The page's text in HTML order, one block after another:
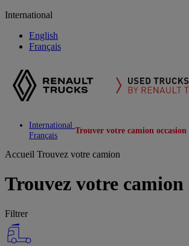
International
English
Français
International
Français
Trouver votre camion occasion
Accueil Trouvez votre camion
Trouvez votre camion
Filtrer